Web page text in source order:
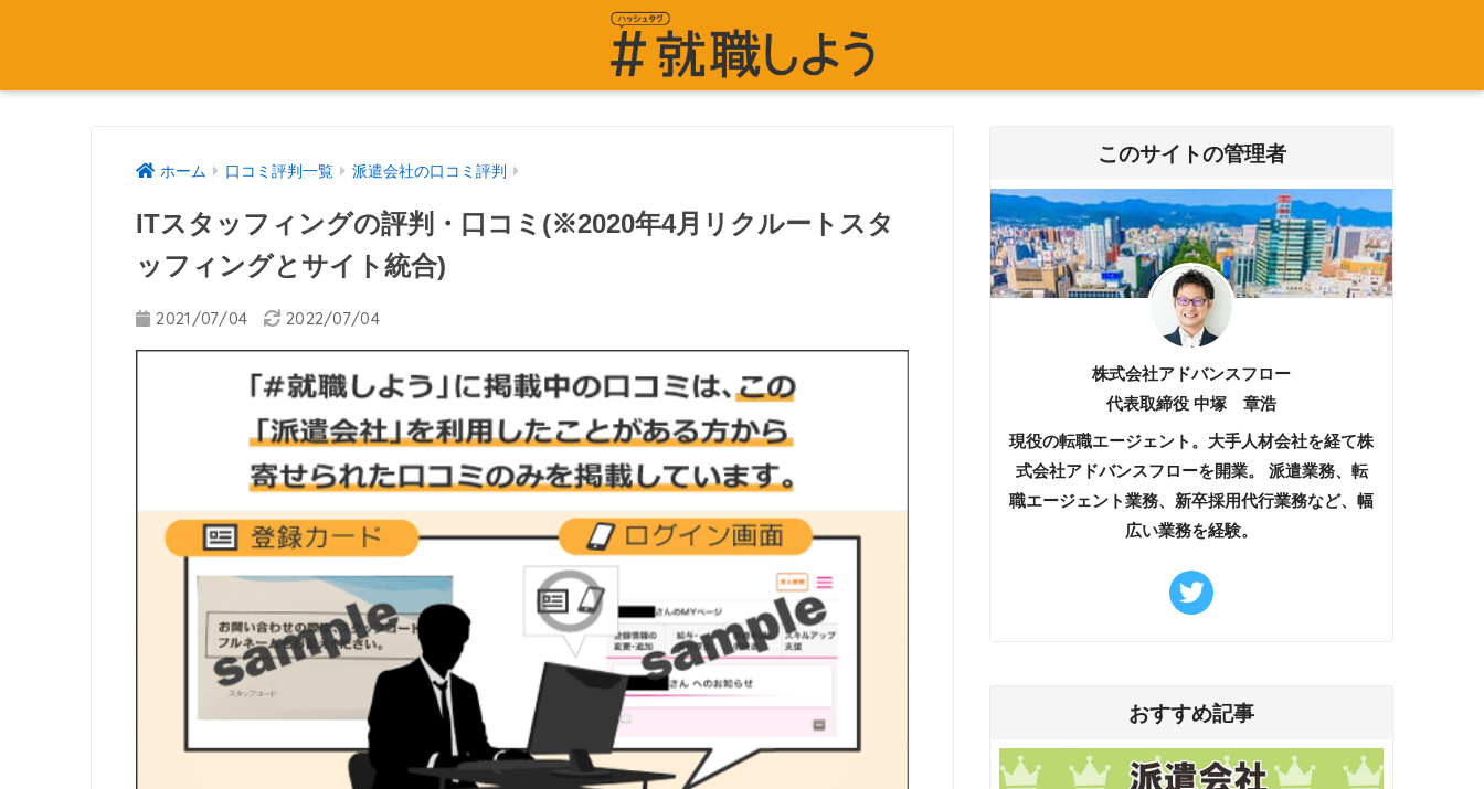
ホーム 口コミ評判一覧 派遣会社の口コミ評判
ITスタッフィングの評判・口コミ(※2020年4月リクルートスタ
ッフィングとサイト統合)
2021/07/04 2022/07/04
このサイトの管理者
株式会社アドバンスフロー
代表取締役 中塚 章浩
現役の転職エージェント。大手人材会社を経て株
式会社アドバンスフローを開業。 派遣業務、転
職エージェント業務、新卒採用代行業務など、幅
広い業務を経験。
おすすめ記事